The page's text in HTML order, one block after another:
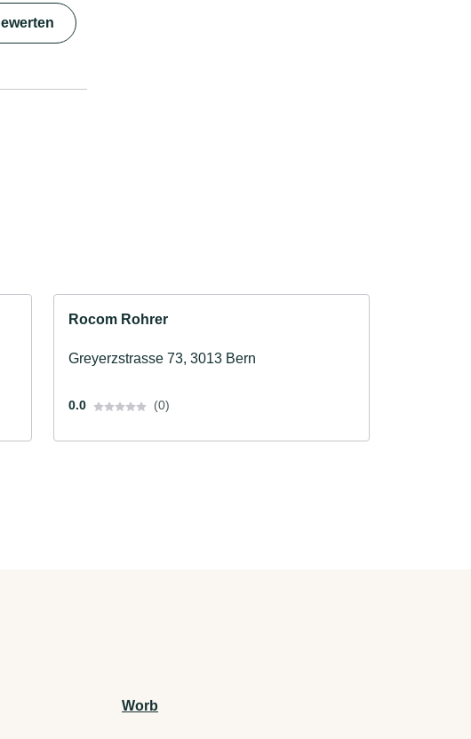
Rocom Rohrer
Greyerzstrasse 73, 3013 Bern
0.0 (0)
Worb